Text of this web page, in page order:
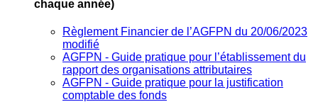
chaque année)
Règlement Financier de l’AGFPN du 20/06/2023
modifié
AGFPN ‐ Guide pratique pour l’établissement du
rapport des organisations attributaires
AGFPN ‐ Guide pratique pour la justification
comptable des fonds